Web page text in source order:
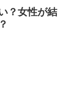
？女性が結